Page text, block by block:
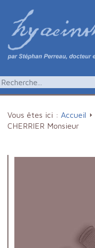
Vous êtes ici : Accueil
CHERRIER Monsieur